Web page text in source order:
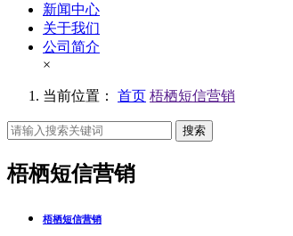
新闻中心
关于我们
公司简介
×
当前位置： 首页 梧栖短信营销
搜索
梧栖短信营销
梧栖短信营销